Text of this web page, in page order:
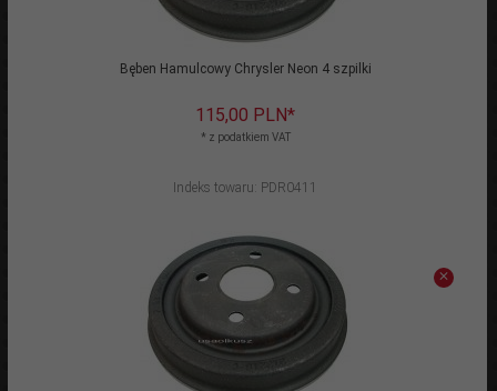
Bęben Hamulcowy Chrysler Neon 4 szpilki
115,00 PLN*
* z podatkiem VAT
Indeks towaru: PDR0411